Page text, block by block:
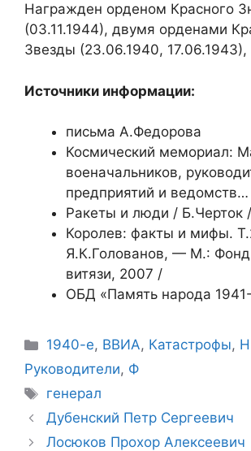
Награжден орденом Красного
(03.11.1944), двумя орденами
Звезды (23.06.1940,
Источники информации:
письма А.Федорова
Космический мемориал:
военачальников,
предприятий и ведомств…
Ракеты и люди / Б.Черток /
Королев: факты и мифы.
Я.К.Голованов, — М.: Фонд
витязи, 2007 /
ОБД «Память народа 1941-
Рубрики
1940-е, ВВИА, Катастрофы,
Руководители, Ф
Метки
генерал
Дубенский Петр Сергеевич
Лосюков Прохор Алексеевич